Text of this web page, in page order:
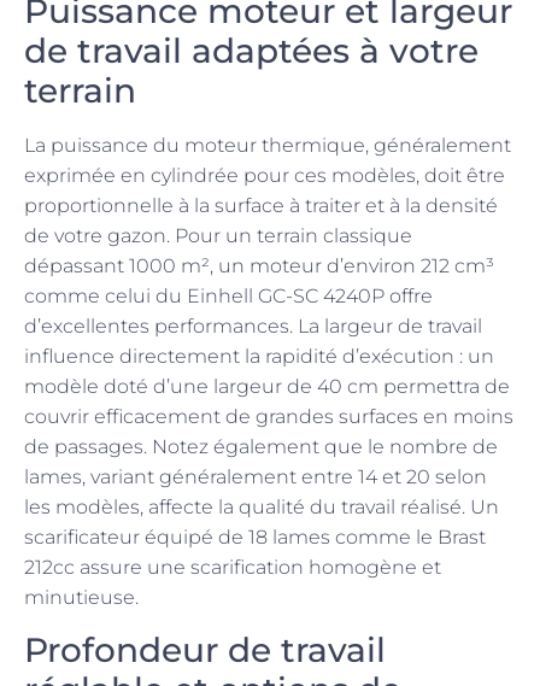
Puissance moteur et largeur
de travail adaptées à votre
terrain
La puissance du moteur thermique, généralement
exprimée en cylindrée pour ces modèles, doit être
proportionnelle à la surface à traiter et à la densité
de votre gazon. Pour un terrain classique
dépassant 1000 m², un moteur d’environ 212 cm³
comme celui du Einhell GC-SC 4240P offre
d’excellentes performances. La largeur de travail
influence directement la rapidité d’exécution : un
modèle doté d’une largeur de 40 cm permettra de
couvrir efficacement de grandes surfaces en moins
de passages. Notez également que le nombre de
lames, variant généralement entre 14 et 20 selon
les modèles, affecte la qualité du travail réalisé. Un
scarificateur équipé de 18 lames comme le Brast
212cc assure une scarification homogène et
minutieuse.
Profondeur de travail